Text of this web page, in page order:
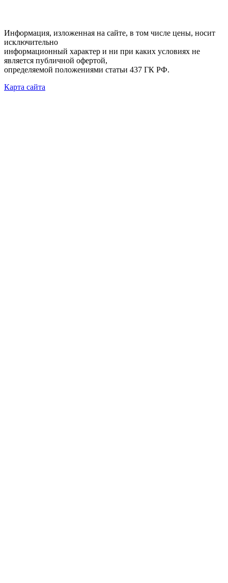
Информация, изложенная на сайте, в том числе цены, носит
исключительно
информационный характер и ни при каких условиях не
является публичной офертой,
определяемой положениями статьи 437 ГК РФ.
Карта сайта